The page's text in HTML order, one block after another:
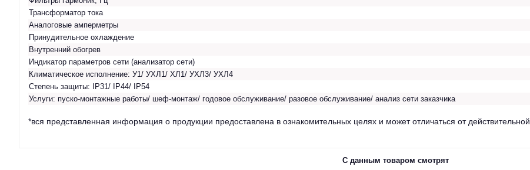
Трансформатор тока
Аналоговые амперметры
Принудительное охлаждение
Внутренний обогрев
Индикатор параметров сети (анализатор сети)
Климатическое исполнение: У1/ УХЛ1/ ХЛ1/ УХЛ3/ УХЛ4
Степень защиты: IP31/ IP44/ IP54
Услуги: пуско-монтажные работы/ шеф-монтаж/ годовое обслуживание/ разовое обслуживание/ анализ сети заказчика
*вся представленная информация о продукции предоставлена в ознакомительных целях и может отличаться от действительной
С данным товаром смотрят